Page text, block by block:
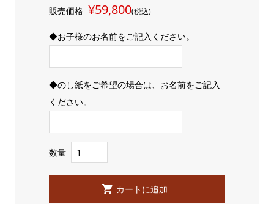
販売価格 ¥59,800(税込)
◆お子様のお名前をご記入ください。
◆のし紙をご希望の場合は、お名前をご記入
ください。
数量